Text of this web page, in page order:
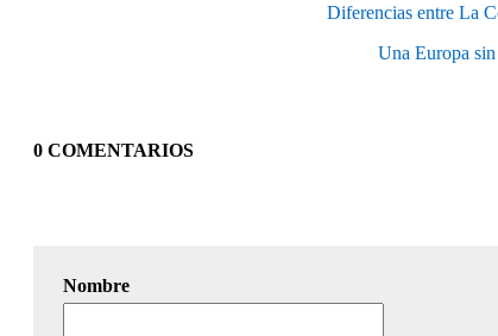
Diferencias entre La
Una Europa
0 COMENTARIOS
Nombre